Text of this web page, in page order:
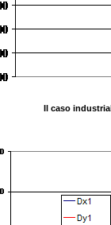
Il caso